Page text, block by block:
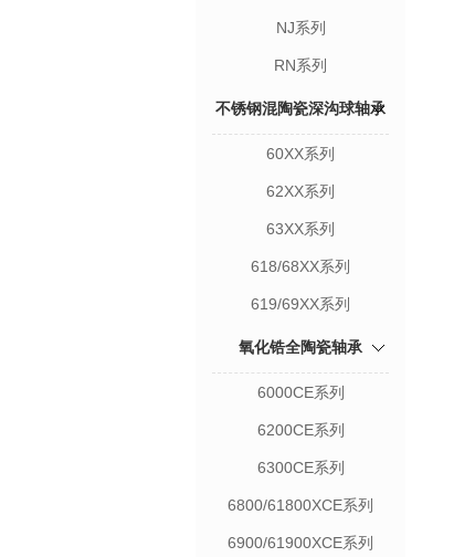
NJ系列
RN系列
不锈钢混陶瓷深沟球轴承
60XX系列
62XX系列
63XX系列
618/68XX系列
619/69XX系列
氧化锆全陶瓷轴承
6000CE系列
6200CE系列
6300CE系列
6800/61800XCE系列
6900/61900XCE系列